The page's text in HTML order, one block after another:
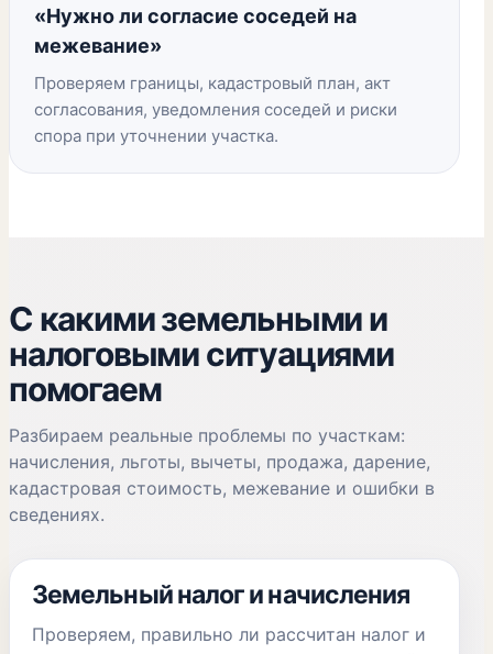
«Нужно ли согласие соседей на
межевание»
Проверяем границы, кадастровый план, акт
согласования, уведомления соседей и риски
спора при уточнении участка.
С какими земельными и
налоговыми ситуациями
помогаем
Разбираем реальные проблемы по участкам:
начисления, льготы, вычеты, продажа, дарение,
кадастровая стоимость, межевание и ошибки в
сведениях.
Земельный налог и начисления
Проверяем, правильно ли рассчитан налог и